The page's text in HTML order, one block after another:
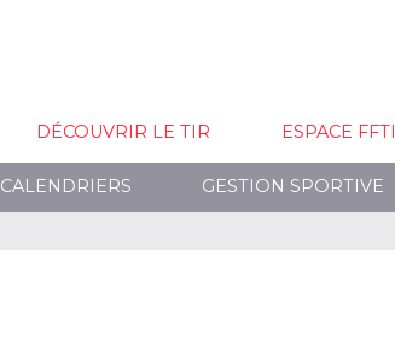
DÉCOUVRIR LE TIR ESPACE
CALENDRIERS GESTION SPORTIVE